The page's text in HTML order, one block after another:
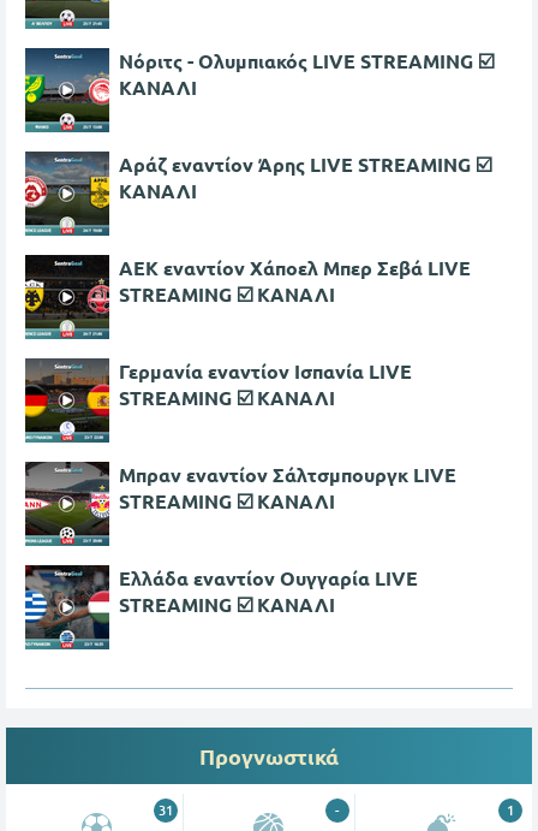
Νόριτς - Ολυμπιακός LIVE STREAMING ☑️
ΚΑΝΑΛΙ
Αράζ εναντίον Άρης LIVE STREAMING ☑️
ΚΑΝΑΛΙ
ΑΕΚ εναντίον Χάποελ Μπερ Σεβά LIVE
STREAMING ☑️ ΚΑΝΑΛΙ
Γερμανία εναντίον Ισπανία LIVE
STREAMING ☑️ ΚΑΝΑΛΙ
Μπραν εναντίον Σάλτσμπουργκ LIVE
STREAMING ☑️ ΚΑΝΑΛΙ
Ελλάδα εναντίον Ουγγαρία LIVE
STREAMING ☑️ ΚΑΝΑΛΙ
Προγνωστικά
31 - 1